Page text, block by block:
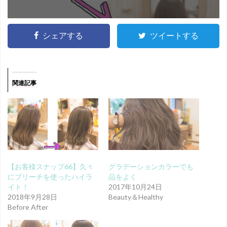
シェアする ツイートする
関連記事
【お客様スナップ66】久々
にブリーチを使ったハイラ
イト！
2018年9月28日
Before After
グラデーションカラーでも
品をよく
2017年10月24日
Beauty＆Healthy